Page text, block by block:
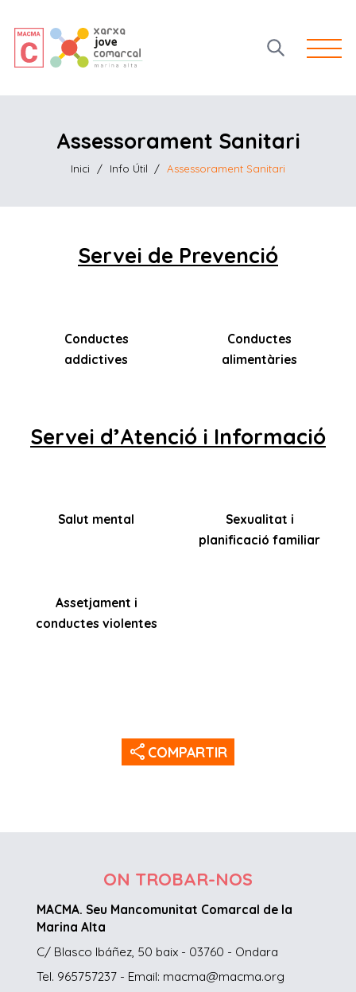
Open
Assessorament Sanitari
Inici / Info Útil / Assessorament Sanitari
Servei de Prevenció
Conductes
addictives
Conductes
alimentàries
Servei d’Atenció i Informació
Salut mental
Sexualitat i
planificació familiar
Assetjament i
conductes violentes
share COMPARTIR
ON TROBAR-NOS
MACMA. Seu Mancomunitat Comarcal de la
Marina Alta
C/ Blasco Ibáñez, 50 baix - 03760 - Ondara
Tel. 965757237 - Email: macma@macma.org